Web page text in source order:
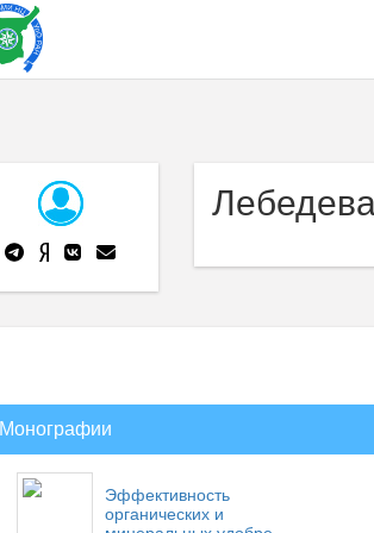
Монографии
Эффективность
органических и